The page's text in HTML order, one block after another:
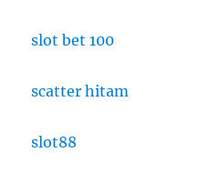
slot bet 100
scatter hitam
slot88